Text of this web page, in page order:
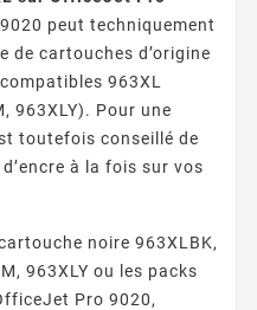
peut techniquement
de cartouches d’origine
963XL
963XLY). Pour une
toutefois conseillé de
à la fois sur vos
noire 963XLBK,
963XLY ou les packs
Pro 9020,